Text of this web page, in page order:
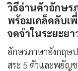
วิธีอ่านตัวอักษร
พร้อมเคล็ดลับเ
จดจำในระยะยา
อักษรภาษาอังกฤษ
สระ 5 ตัวและพยัญช